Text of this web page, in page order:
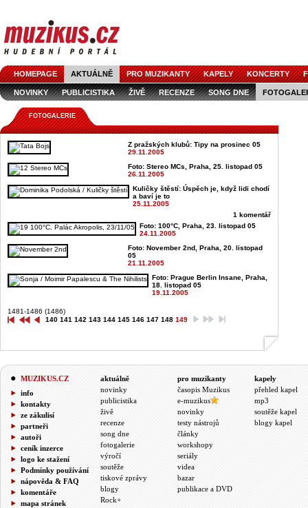
HOMEPAGE AKTUÁLNĚ PRO MUZIKANTY KAPELY KONCERTY
NOVINKY PUBLICISTIKA ŽIVĚ RECENZE SONG DNE
FOTOGALERIE
Z pražských klubů: Tipy na prosinec 05
29.11.2005
Foto: Stereo MCs, Praha, 25. listopad 05
26.11.2005
Kuličky štěstí: Úspěch je, když lidi chodí
a baví je to
25.11.2005
1 komentář
Foto: 100°C, Praha, 23. listopad 05
24.11.2005
Foto: November 2nd, Praha, 20. listopad
05
21.11.2005
Foto: Prague Berlin Insane, Praha,
18. listopad 05
19.11.2005
1481-1486 (1486)
140 141 142 143 144 145 146 147 148 149
MUZIKUS.CZ
info
kontakty
ze zákulisí
partneři
autoři
ceník inzerce
logo ke stažení
Podmínky používání
nápověda & FAQ
komentáře
mapa stránek
aktuálně
novinky
publicistika
živě
recenze
song dne
fotogalerie
výročí
soutěže
tiskové zprávy
blogy
Rock+
pro muzikanty
časopis Muzikus
e-muzikus
novinky
testy nástrojů
články
workshopy
seriály
videa
bazar
publikace a DVD
kapely
přehled kapel
mp3
soutěže kapel
blogy kapel